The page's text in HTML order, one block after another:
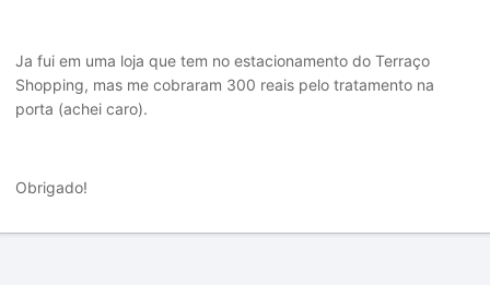
Ja fui em uma loja que tem no estacionamento do Terraço
Shopping, mas me cobraram 300 reais pelo tratamento na
porta (achei caro).
Obrigado!